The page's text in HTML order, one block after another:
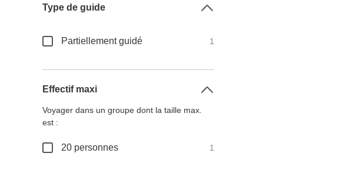
Type de guide
Partiellement guidé 1
Effectif maxi
Voyager dans un groupe dont la taille max.
est :
20 personnes 1